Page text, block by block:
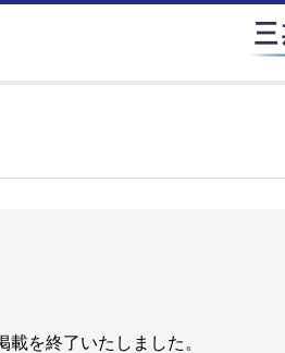
を終了いたしました。